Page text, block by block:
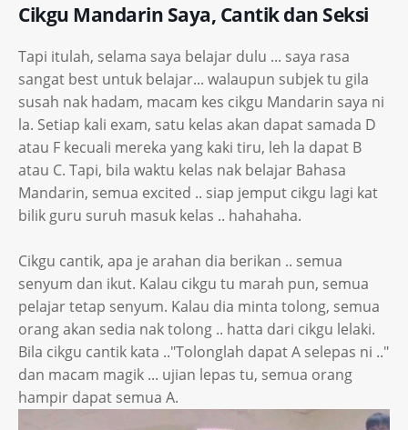
Cikgu Mandarin Saya, Cantik dan Seksi
Tapi itulah, selama saya belajar dulu ... saya rasa
sangat best untuk belajar... walaupun subjek tu gila
susah nak hadam, macam kes cikgu Mandarin saya ni
la. Setiap kali exam, satu kelas akan dapat samada D
atau F kecuali mereka yang kaki tiru, leh la dapat B
atau C. Tapi, bila waktu kelas nak belajar Bahasa
Mandarin, semua excited .. siap jemput cikgu lagi kat
bilik guru suruh masuk kelas .. hahahaha.
Cikgu cantik, apa je arahan dia berikan .. semua
senyum dan ikut. Kalau cikgu tu marah pun, semua
pelajar tetap senyum. Kalau dia minta tolong, semua
orang akan sedia nak tolong .. hatta dari cikgu lelaki.
Bila cikgu cantik kata .."Tolonglah dapat A selepas ni .."
dan macam magik ... ujian lepas tu, semua orang
hampir dapat semua A.